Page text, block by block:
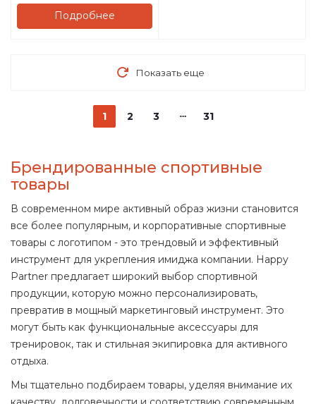
Подробнее
Показать еще
1 2 3 31
Брендированные спортивные
товары
В современном мире активный образ жизни становится
все более популярным, и корпоративные спортивные
товары с логотипом - это трендовый и эффективный
инструмент для укрепления имиджа компании. Happy
Partner предлагает широкий выбор спортивной
продукции, которую можно персонализировать,
превратив в мощный маркетинговый инструмент. Это
могут быть как функциональные аксессуары для
тренировок, так и стильная экипировка для активного
отдыха.
Мы тщательно подбираем товары, уделяя внимание их